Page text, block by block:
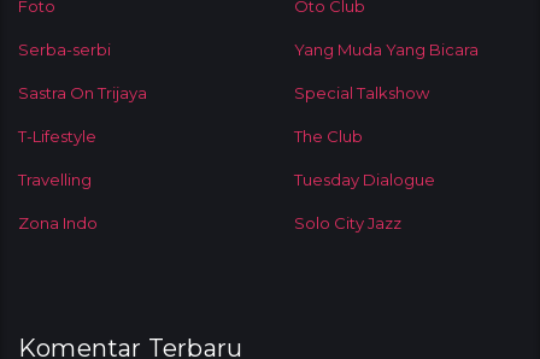
Foto Oto Club
Serba-serbi Yang Muda Yang Bicara
Sastra On Trijaya Special Talkshow
T-Lifestyle The Club
Travelling Tuesday Dialogue
Zona Indo Solo City Jazz
Komentar Terbaru